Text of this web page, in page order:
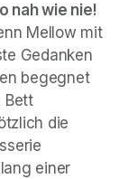
nah wie nie!
Mellow mit
Gedanken
begegnet
Bett
die
einer